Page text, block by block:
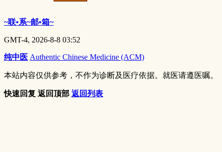
~联•系~邮•箱~
GMT-4, 2026-8-8 03:52
纯中医 Authentic Chinese Medicine (ACM)
本站内容仅供参考，不作为诊断及医疗依据。就医请遵医嘱。
快速回复 返回顶部 返回列表